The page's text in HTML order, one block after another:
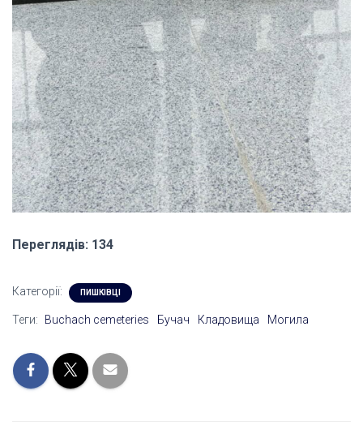
Переглядів: 134
Категорії: ПИШКІВЦІ
Теги: Buchach cemeteries Бучач Кладовища Могила